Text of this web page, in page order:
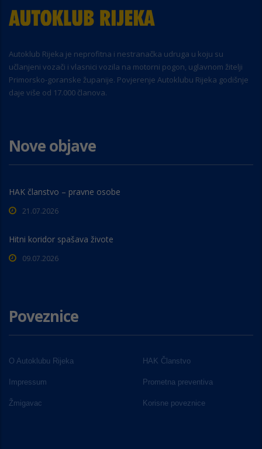
Autoklub Rijeka je neprofitna i nestranačka udruga u koju su
učlanjeni vozači i vlasnici vozila na motorni pogon, uglavnom žitelji
Primorsko-goranske županije. Povjerenje Autoklubu Rijeka godišnje
daje više od 17.000 članova.
Nove objave
HAK članstvo – pravne osobe
21.07.2026
Hitni koridor spašava živote
09.07.2026
Poveznice
O Autoklubu Rijeka HAK Članstvo
Impressum Prometna preventiva
Žmigavac Korisne poveznice